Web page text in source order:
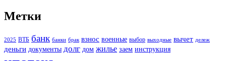
Метки
2025 ВТБ банк банки брак взнос военные выбор выходные вычет дележ
деньги документы долг дом жилье заем инструкция